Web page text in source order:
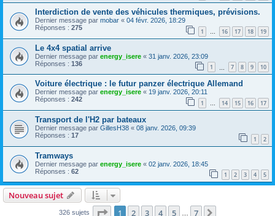
Interdiction de vente des véhicules thermiques, prévisions.
Dernier message par mobar « 04 févr. 2026, 18:29
Réponses : 275 1 … 16 17 18 19
Le 4x4 spatial arrive
Dernier message par energy_isere « 31 janv. 2026, 23:09
Réponses : 136 1 7 8 9 10
Voiture électrique : le futur panzer électrique Allemand
Dernier message par energy_isere « 19 janv. 2026, 20:11
Réponses : 242 1 … 14 15 16 17
Transport de l'H2 par bateaux
Dernier message par GillesH38 « 08 janv. 2026, 09:39
Réponses : 17 1 2
Tramways
Dernier message par energy_isere « 02 janv. 2026, 18:45
Réponses : 62 1 2 3 4 5
Nouveau sujet
326 sujets Page 1sur7
1 2 3 4 5 7